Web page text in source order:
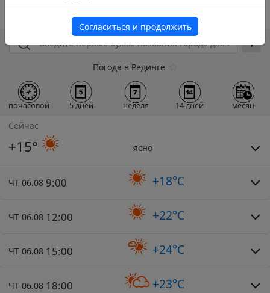
Погода в Рединге
почасовой 5 дней неделя 14 дней месяц
Сейчас
+15° ясно
ЧТ 06.08 9:00 +18°C
ЧТ 06.08 12:00 +22°C
ЧТ 06.08 15:00 +24°C
ЧТ 06.08 18:00 +23°C
Согласиться и продолжить